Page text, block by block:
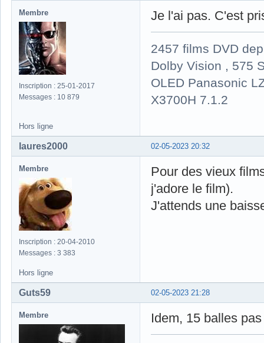
Membre
Inscription : 25-01-2017
Messages : 10 879
Je l'ai pas. C'est
2457 films DVD
Dolby Vision , 575
OLED Panasonic
X3700H 7.1.2
Hors ligne
02-05-2023 20:32
laures2000
Membre
Inscription : 20-04-2010
Messages : 3 383
Pour des vieux
j'adore le film).
J'attends une
Hors ligne
02-05-2023 21:28
Guts59
Membre Idem, 15 balles